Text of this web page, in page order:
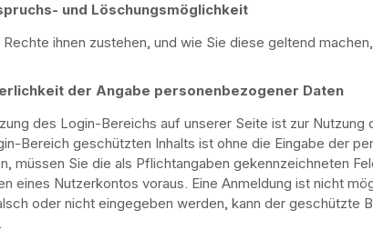
und Löschungsmöglichkeit
ihnen zustehen, und wie Sie diese geltend
der Angabe personenbezogener Daten
des Login-Bereichs auf unserer Seite ist zur
Bereich geschützten Inhalts ist ohne die Eingabe der
müssen Sie die als Pflichtangaben gekennzeichneten
eines Nutzerkontos voraus. Eine Anmeldung ist nicht
oder nicht eingegeben werden, kann der geschützte